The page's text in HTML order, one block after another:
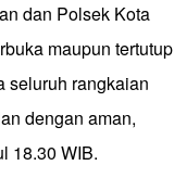
dan Polsek Kota
maupun tertutup
seluruh rangkaian
dengan aman,
18.30 WIB.